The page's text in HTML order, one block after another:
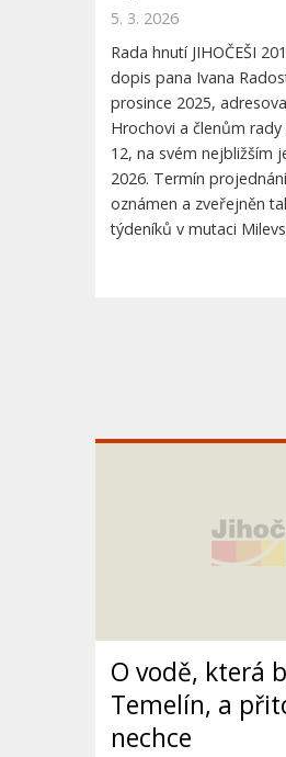
5. 3. 2026
Rada hnutí JIHOČEŠI
dopis pana Ivana
prosince 2025,
Hrochovi a členům rady
12, na svém nejbližším
2026. Termín
oznámen a zveřejněn
týdeníků v mutaci
O vodě, která
Temelín, a
nechce